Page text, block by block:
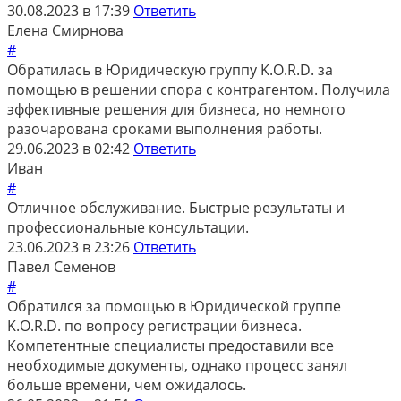
30.08.2023 в 17:39 Ответить
Елена Смирнова
#
Обратилась в Юридическую группу K.O.R.D. за
помощью в решении спора с контрагентом. Получила
эффективные решения для бизнеса, но немного
разочарована сроками выполнения работы.
29.06.2023 в 02:42 Ответить
Иван
#
Отличное обслуживание. Быстрые результаты и
профессиональные консультации.
23.06.2023 в 23:26 Ответить
Павел Семенов
#
Обратился за помощью в Юридической группе
K.O.R.D. по вопросу регистрации бизнеса.
Компетентные специалисты предоставили все
необходимые документы, однако процесс занял
больше времени, чем ожидалось.